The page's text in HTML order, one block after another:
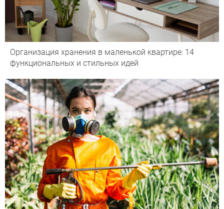
Организация хранения в маленькой квартире: 14
функциональных и стильных идей